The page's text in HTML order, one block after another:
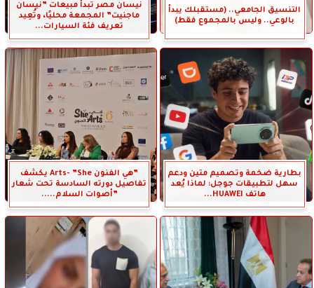
التنسيق الجامعي.. (مستقبلك يبدأ
بالوعي.. وليس بالمجموع فقط)
نيسان مصر تبدأ مبيعات ”نيسان
ماجنيت” المجمعة محليًا، وتُعِيد
تعريف فئة السيارات...
بطارية ضخمة وتصميم متين ودعم
سهل لتطبيقات جوجل: لماذا يُعد
هاتف HUAWEI...
”هي الفنون Arts- ”She يكشف
تفاصيل دورته السادسة تحت شعار
”أصوات السلام.....